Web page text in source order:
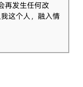
再发生任何改
这个人，融入情